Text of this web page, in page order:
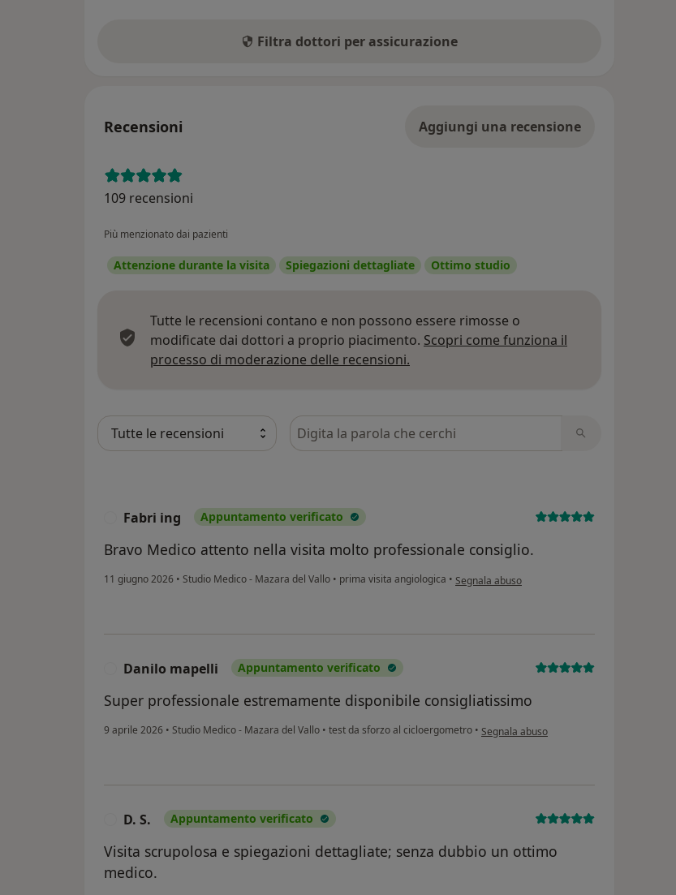
Filtra dottori per assicurazione
Recensioni Aggiungi una recensione
109 recensioni
Più menzionato dai pazienti
Attenzione durante la visita Spiegazioni dettagliate Ottimo studio
Tutte le recensioni contano e non possono essere rimosse o
modificate dai dottori a proprio piacimento. Scopri come funziona il
processo di moderazione delle recensioni.
Cerca nelle recensioni
Fabri ing Appuntamento verificato
Bravo Medico attento nella visita molto professionale consiglio.
11 giugno 2026 • Studio Medico - Mazara del Vallo • prima visita angiologica • secondo l'opinione dell'utente Fabri ing
Segnala abuso
Danilo mapelli Appuntamento verificato
Super professionale estremamente disponibile consigliatissimo
9 aprile 2026 • Studio Medico - Mazara del Vallo • test da sforzo al cicloergometro • secondo l'opinione dell'utente Danilo mapelli
Segnala abuso
D. S. Appuntamento verificato
Visita scrupolosa e spiegazioni dettagliate; senza dubbio un ottimo
medico.